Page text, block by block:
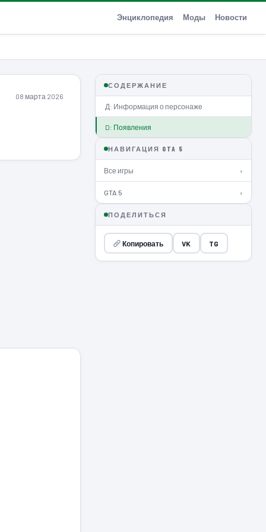
Энциклопедия Моды Новости
08 марта 2026
СОДЕРЖАНИЕ
Д: Информация о персонаже
D: Появления
НАВИГАЦИЯ GTA 5
Все игры ›
GTA 5 ›
ПОДЕЛИТЬСЯ
Копировать VK TG